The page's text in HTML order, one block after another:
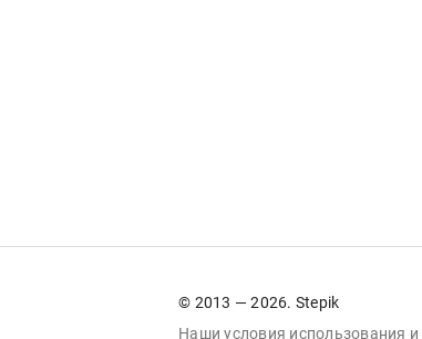
© 2013 — 2026. Stepik
Наши условия использования и